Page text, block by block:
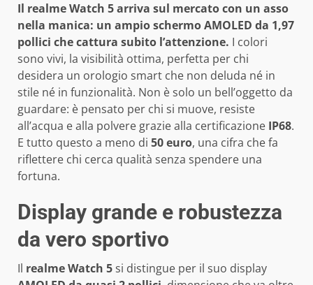
Il realme Watch 5 arriva sul mercato con un asso
nella manica: un ampio schermo AMOLED da 1,97
pollici che cattura subito l’attenzione. I colori
sono vivi, la visibilità ottima, perfetta per chi
desidera un orologio smart che non deluda né in
stile né in funzionalità. Non è solo un bell’oggetto da
guardare: è pensato per chi si muove, resiste
all’acqua e alla polvere grazie alla certificazione IP68.
E tutto questo a meno di 50 euro, una cifra che fa
riflettere chi cerca qualità senza spendere una
fortuna.
Display grande e robustezza
da vero sportivo
Il realme Watch 5si distingue per il suo display